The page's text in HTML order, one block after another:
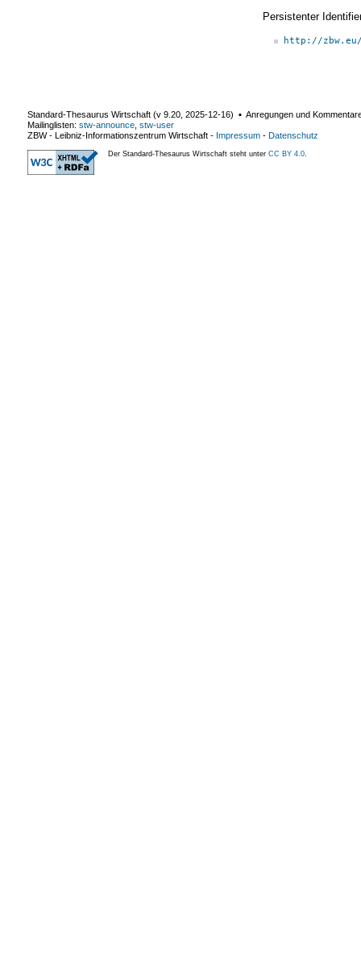
Persistenter
http://
Standard-Thesaurus Wirtschaft (v 9.20 2025-12-16) ▪ Anregungen und
Mailinglisten: stw-announce stw-user
ZBW - Leibniz-Informationszentrum Wirtschaft - Impressum - Datenschutz
Der Standard-Thesaurus Wirtschaft steht unter CC BY 4.0